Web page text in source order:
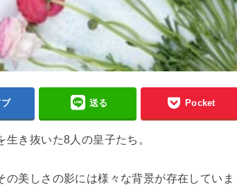
送る Pocket
き抜いた8人の皇子たち。
美しさの影には様々な背景が存在していま